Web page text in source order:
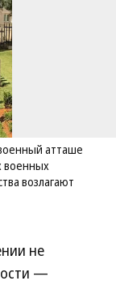
атташе
военных
возлагают
не
—